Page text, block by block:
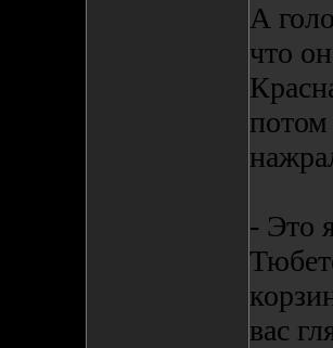
А
что
- Это
вас